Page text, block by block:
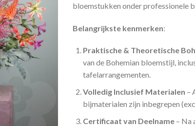
bloemstukken onder professionele
Belangrijkste kenmerken:
Praktische & Theoretische
van de Bohemian bloemstijl,
tafelarrangementen.
Volledig Inclusief Materialen –
bijmaterialen zijn inbegrepen
Certificaat van Deelname– Na